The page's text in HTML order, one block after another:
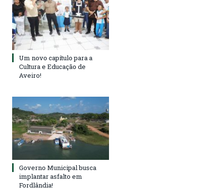
Um novo capítulo para a
Cultura e Educação de
Aveiro!
Governo Municipal busca
implantar asfalto em
Fordlândia!